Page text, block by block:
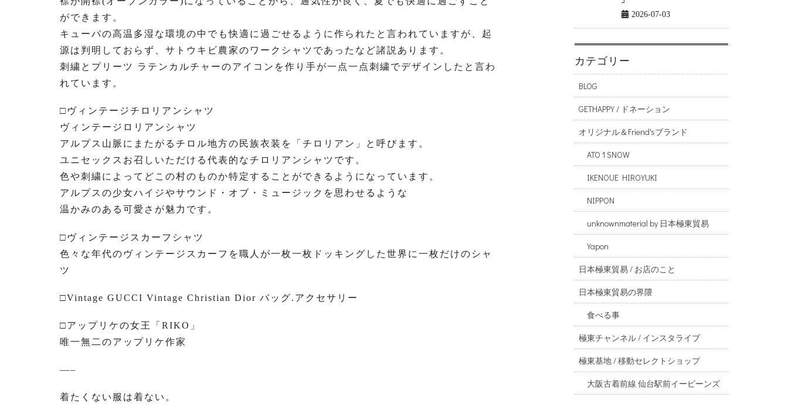
ができます。
キューバの高温多湿な環境の中でも快適に過ごせるように作られたと言われていますが、起
源は判明しておらず、サトウキビ農家のワークシャツであったなど諸説あります。
刺繍とプリーツ ラテンカルチャーのアイコンを作り手が一点一点刺繍でデザインしたと言わ
れています。
□ヴィンテージチロリアンシャツ
ヴィンテージロリアンシャツ
アルプス山脈にまたがるチロル地方の民族衣装を「チロリアン」と呼びます。
ユニセックスお召しいただける代表的なチロリアンシャツです。
色や刺繍によってどこの村のものか特定することができるようになっています。
アルプスの少女ハイジやサウンド・オブ・ミュージックを思わせるような
温かみのある可愛さが魅力です。
□ヴィンテージスカーフシャツ
色々な年代のヴィンテージスカーフを職人が一枚一枚ドッキングした世界に一枚だけのシャ
ツ
□Vintage GUCCI Vintage Christian Dior バッグ.アクセサリー
□アップリケの女王「RIKO」
唯一無二のアップリケ作家
—–
着たくない服は着ない。
2026-07-03
カテゴリー
BLOG
GETHAPPY / ドネーション
オリジナル＆Friend'sブランド
ATO 1 SNOW
IKENOUE HIROYUKI
NIPPON
unknownmaterial by 日本極東貿易
Yapon
日本極東貿易 / お店のこと
日本極東貿易の界隈
食べる事
極東チャンネル / インスタライブ
極東基地 / 移動セレクトショップ
大阪古着前線 仙台駅前イービーンズ